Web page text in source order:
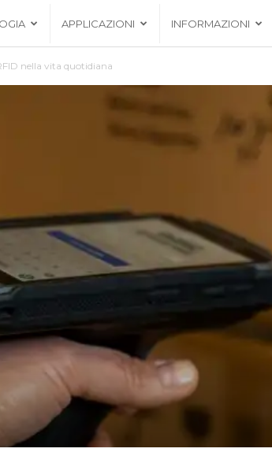
APPLICAZIONI INFORMAZIONI
nella vita quotidiana